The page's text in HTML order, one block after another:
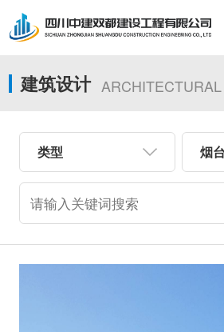
建筑设计
类型 烟台